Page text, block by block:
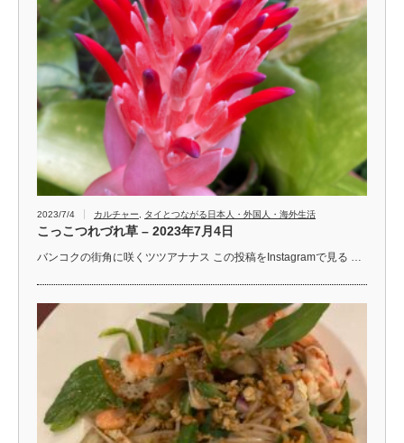
2023/7/4 カルチャー タイとつながる日本人・外国人・海外生活
こっこつれづれ草 – 2023年7月4日
バンコクの街角に咲くツツアナナス この投稿をInstagramで見る …